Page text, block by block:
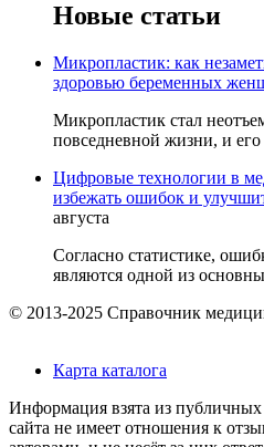
Новые статьи
Микропластик: как
здоровью беременных
Микропластик стал
повседневной жизни, и его
Цифровые технологии в
избежать ошибок и
августа
Согласно статистике,
являются одной из
© 2013-2025 Справочник
Карта каталога
Информация взята из
сайта не имеет отношения к